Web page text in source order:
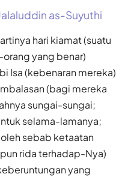
as-Suyuthi
hari kiamat (suatu
yang benar)
Isa (kebenaran mereka)
(bagi mereka
sungai-sungai;
selama-lamanya;
sebab ketaatan
rida terhadap-Nya)
yang